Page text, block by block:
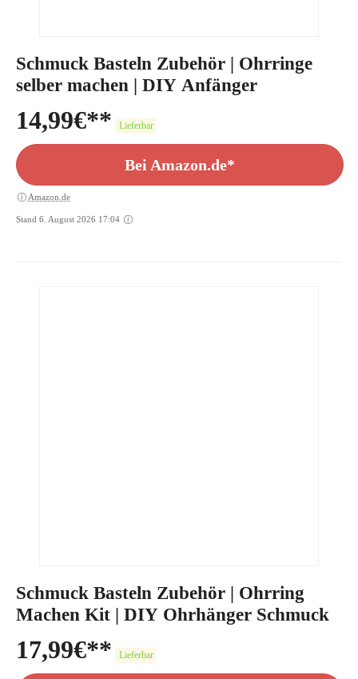
Schmuck Basteln Zubehör | Ohrringe
selber machen | DIY Anfänger
14,99€ Lieferbar
Bei Amazon.de*
Amazon.de
Stand 6. August 2026 17:04
Schmuck Basteln Zubehör | Ohrring
Machen Kit | DIY Ohrhänger Schmuck
17,99€ Lieferbar